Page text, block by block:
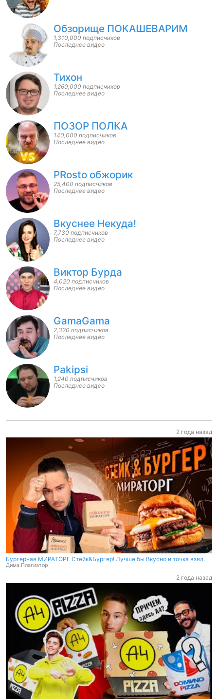
Обзорище ПОКАШЕВАРИМ
1,310,000 подписчиков
Последнее видео
Тихон
1,260,000 подписчиков
Последнее видео
ПОЗОР ПОЛКА
140,000 подписчиков
Последнее видео
PRosto обжорик
25,400 подписчиков
Последнее видео
Вкуснее Некуда!
7,730 подписчиков
Последнее видео
Виктор Бурда
4,020 подписчиков
Последнее видео
GamaGama
2,320 подписчиков
Последнее видео
Pakipsi
1,240 подписчиков
Последнее видео
2 года назад
Бургерная МИРАТОРГ Стейк&Бургер! Лучше бы Вкусно и точка взял.
Дима Плагиатор
2 года назад